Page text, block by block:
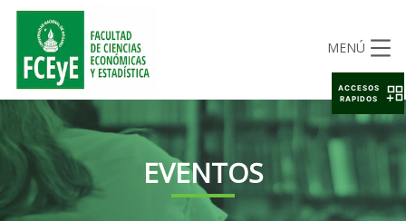
MENÚ
EVENTOS
ACCESOS
RAPIDOS